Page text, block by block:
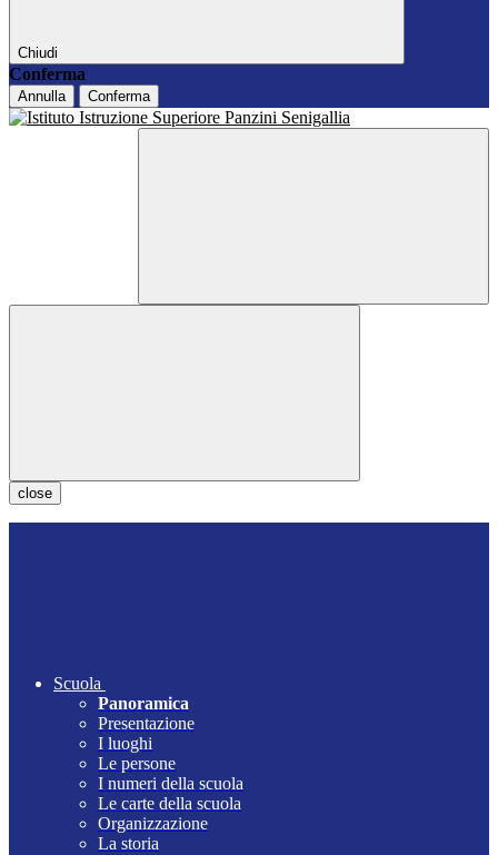
Chiudi
Conferma
Annulla Conferma
close
Scuola
Panoramica
Presentazione
I luoghi
Le persone
I numeri della scuola
Le carte della scuola
Organizzazione
La storia